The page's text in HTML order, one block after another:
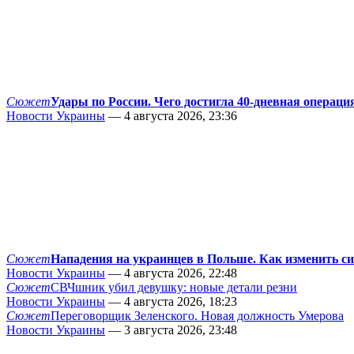
СюжетУдары по России. Чего достигла 40-дневная
Новости Украины — 4 августа 2026, 23:36
СюжетНападения на украинцев в Польше. Как изменить
Новости Украины — 4 августа 2026, 22:48
СюжетСВЧшник убил девушку: новые детали резни
Новости Украины — 4 августа 2026, 18:23
СюжетПереговорщик Зеленского. Новая должность Умерова
Новости Украины — 3 августа 2026, 23:48